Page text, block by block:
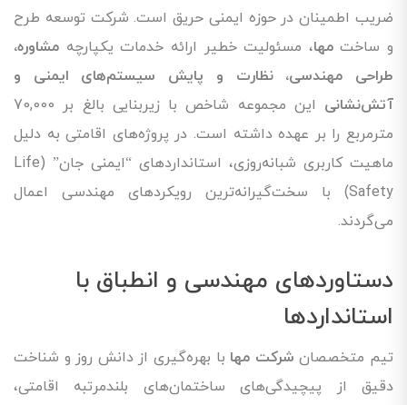
ضریب اطمینان در حوزه ایمنی حریق است. شرکت توسعه طرح
و ساختمها، مسئولیت خطیر ارائه خدمات یکپارچه مشاوره،
طراحی مهندسی، نظارت و پایش سیستم‌های ایمنی و
آتش‌نشانی
این مجموعه شاخص با زیربنایی بالغ بر 70,000
مترمربع را بر عهده داشته است. در پروژه‌های اقامتی به دلیل
ماهیت کاربری شبانه‌روزی، استانداردهای “ایمنی جان” (Life
Safety) با سخت‌گیرانه‌ترین رویکردهای مهندسی اعمال
می‌گردند.
دستاوردهای مهندسی و انطباق با
استانداردها
تیم متخصصان شرکت مها با بهره‌گیری از دانش روز و شناخت
دقیق از پیچیدگی‌های ساختمان‌های بلندمرتبه اقامتی،